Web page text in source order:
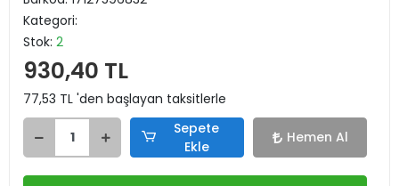
Kategori:
Stok: 2
930,40 TL
77,53 TL 'den başlayan taksitlerle
Sepete
Ekle
Hemen Al